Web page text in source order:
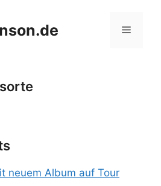
Menü
neuem Album auf Tour